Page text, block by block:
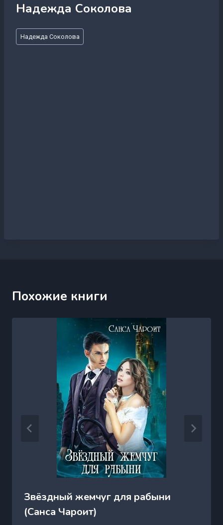
Надежда Соколова
Метки
записи:
Надежда Соколова
Похожие книги
Звёздный жемчуг для рабыни
(Санса Чароит)